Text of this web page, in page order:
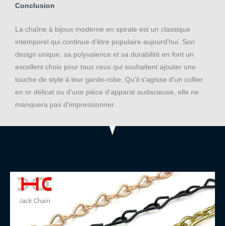
Conclusion
La chaîne à bijoux moderne en spirale est un classique
intemporel qui continue d'être populaire aujourd'hui. Son
design unique, sa polyvalence et sa durabilité en font un
excellent choix pour tous ceux qui souhaitent ajouter une
touche de style à leur garde-robe. Qu'il s'agisse d'un collier
en or délicat ou d'une pièce d'apparat audacieuse, elle ne
manquera pas d'impressionner.